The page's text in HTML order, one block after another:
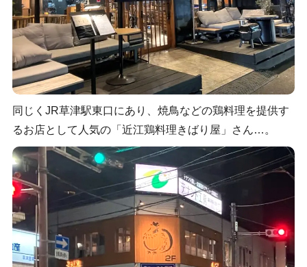
同じくJR草津駅東口にあり、焼鳥などの鶏料理を提供す
るお店として人気の「近江鶏料理きばり屋」さん…。